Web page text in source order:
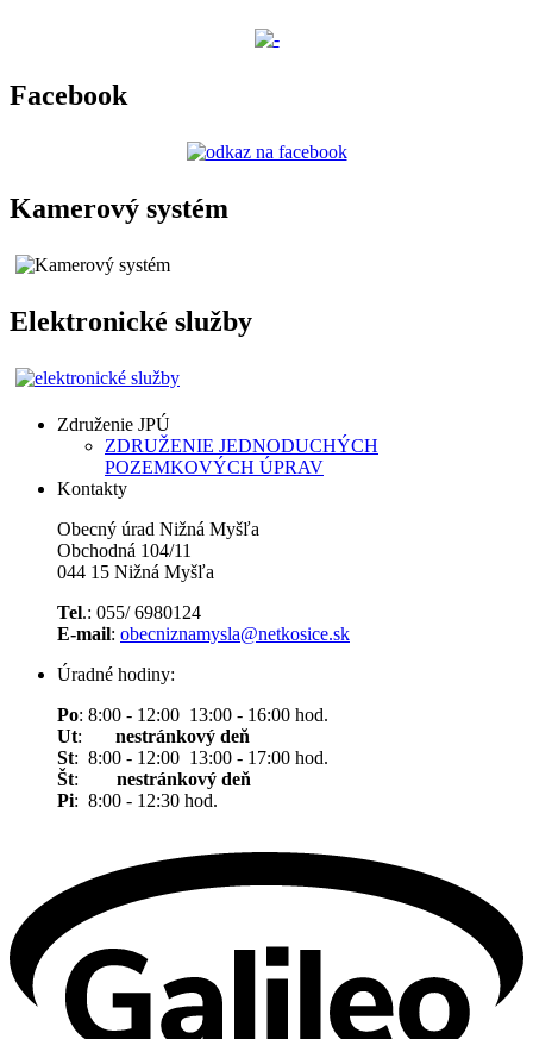
Facebook
Kamerový systém
Elektronické služby
Združenie JPÚ
ZDRUŽENIE JEDNODUCHÝCH
POZEMKOVÝCH ÚPRAV
Kontakty
Obecný úrad Nižná Myšľa
Obchodná 104/11
044 15 Nižná Myšľa
Tel.: 055/ 6980124
E-mail: obecniznamysla@netkosice.sk
Úradné hodiny:
Po: 8:00 - 12:00 13:00 - 16:00 hod.
Ut:
nestránkový deň
St: 8:00 - 12:00 13:00 - 17:00 hod.
Št: nestránkový deň
Pi: 8:00 - 12:30 hod.